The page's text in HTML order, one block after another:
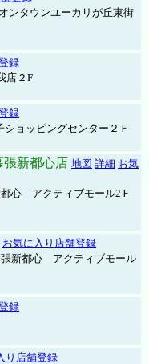
タウンユーカリが丘東街
録
店２F
録
ョッピングセンター２Ｆ
張新都心店 地図 詳細 お気
心 アクティブモール2Ｆ
お気に入り店舗登録
張新都心 アクティブモール
録
り店舗登録